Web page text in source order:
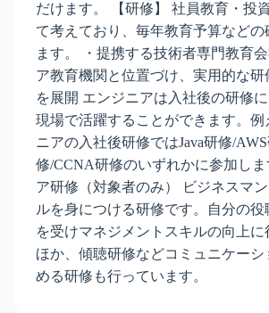
だけます。 【研修】 社員教育・投
て考えており、毎年教育予算などの
ます。 ・提携する技術者専門教育
ア教育機関と位置づけ、実用的な研
を展開 エンジニアは入社後の研修
現場で活躍することができます。例
ニアの入社後研修ではJava研修/
修/CCNA研修のいずれかに参加しま
ア研修（対象者のみ） ビジネスマ
ルを身につける研修です。自分の
を受けマネジメントスキルの向上に
ほか、傾聴研修などコミュニケーシ
める研修も行っています。